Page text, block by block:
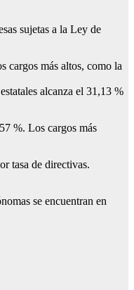
sujetas a la Ley de
cargos más altos, como la
alcanza el 31,13 %
%. Los cargos más
tasa de directivas.
se encuentran en